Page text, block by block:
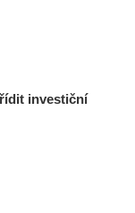
investiční